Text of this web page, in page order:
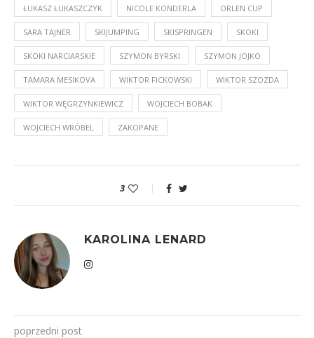
ŁUKASZ ŁUKASZCZYK NICOLE KONDERLA ORLEN CUP
SARA TAJNER SKIJUMPING SKISPRINGEN SKOKI
SKOKI NARCIARSKIE SZYMON BYRSKI SZYMON JOJKO
TAMARA MESIKOVA WIKTOR FICKOWSKI WIKTOR SZOZDA
WIKTOR WĘGRZYNKIEWICZ WOJCIECH BOBAK
WOJCIECH WRÓBEL ZAKOPANE
3
KAROLINA LENARD
poprzedni post